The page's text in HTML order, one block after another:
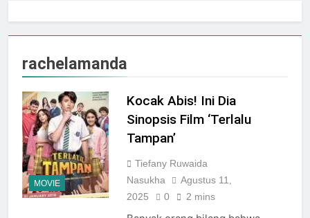
Agustus 2026 Dengan Tema
Nation Heritage
Plaza Ambarrukmo Rayakan
Melalui “INDEPENDENCE
SPIRIT”, Hadirkan Promo
Hingga 80% Dan Rangkaian
Event Spesial
Agustus 3, 2026
rachelamanda
MOVIE
Kocak Abis! Ini Dia
Sinopsis Film ‘Terlalu
Tampan’
Tiefany Ruwaida
Nasukha
Agustus 11,
2025
0 2 mins